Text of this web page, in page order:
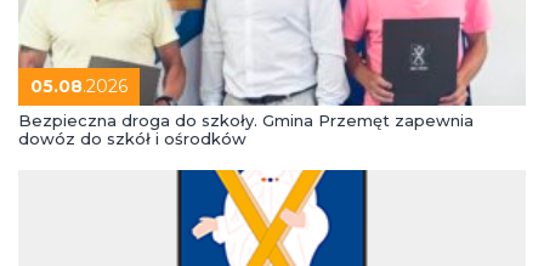
05.08.2026
Bezpieczna droga do szkoły. Gmina Przemęt zapewnia
dowóz do szkół i ośrodków